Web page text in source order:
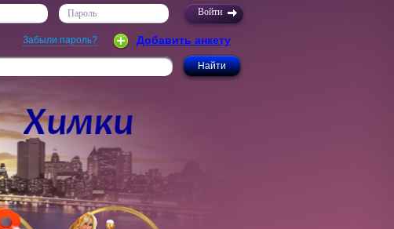
Пароль
Забыли пароль? Добавить анкету